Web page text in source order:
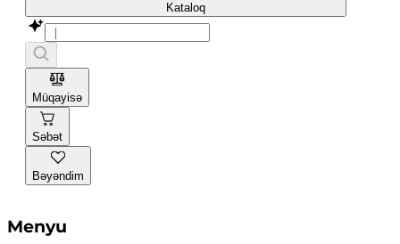
Kataloq
Müqayisə
Səbət
Bəyəndim
Menyu